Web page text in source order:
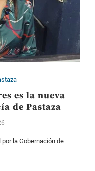
es la nueva
de Pastaza
la Gobernación de